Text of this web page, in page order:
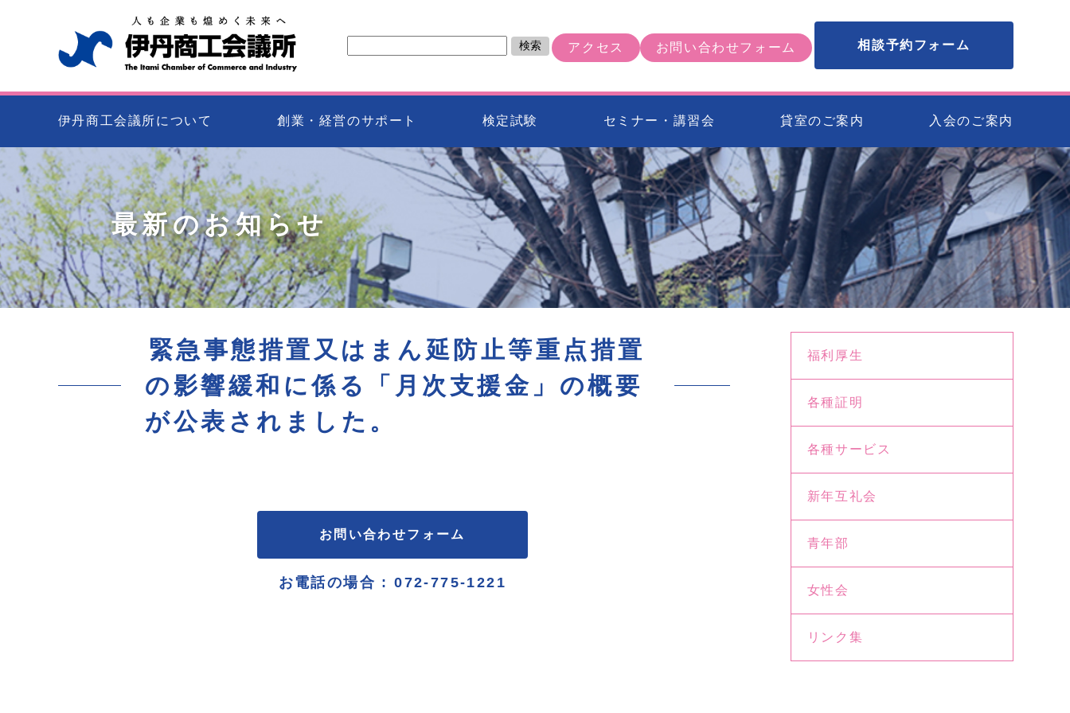
検索 アクセス お問い合わせフォーム 相談予約フォーム
伊丹商工会議所について 創業・経営のサポート 検定試験 セミナー・講習会 貸室のご案内 入会のご案内
最新のお知らせ
緊急事態措置又はまん延防止等重点措置
の影響緩和に係る「月次支援金」の概要
が公表されました。
お問い合わせフォーム
お電話の場合 :072-775-1221
福利厚生
各種証明
各種サービス
新年互礼会
青年部
女性会
リンク集